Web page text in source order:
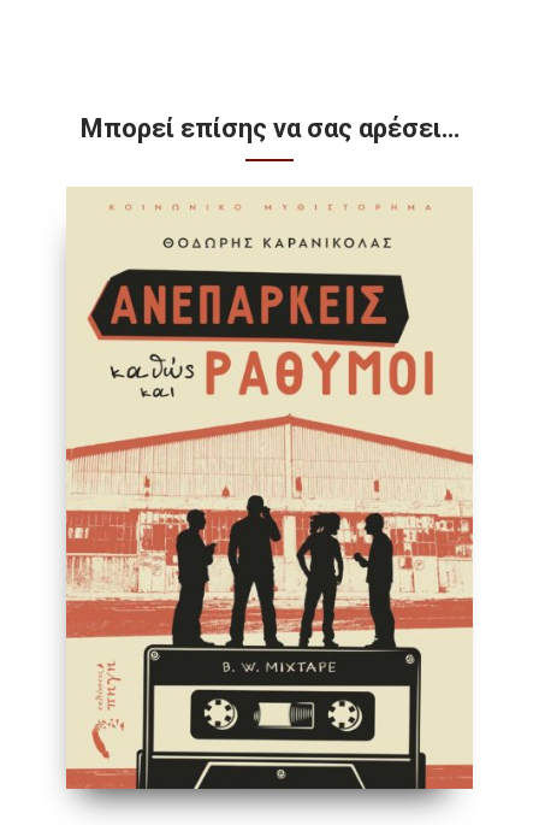
Μπορεί επίσης να σας αρέσει…